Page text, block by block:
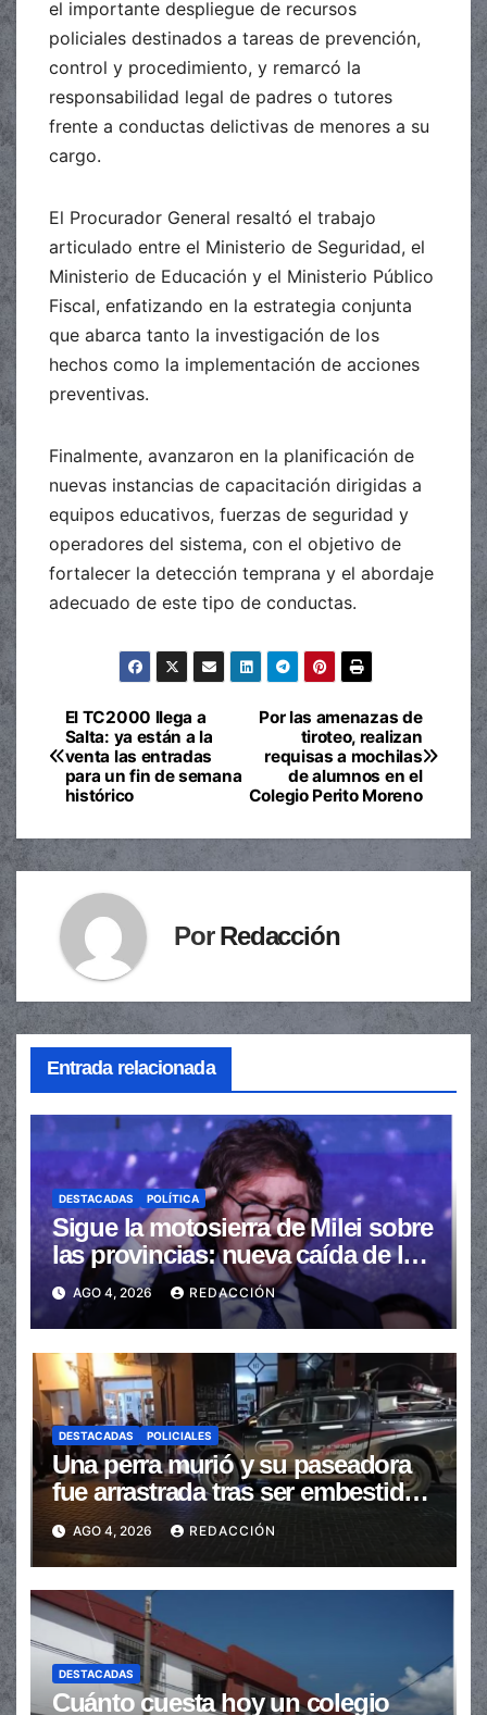
el importante despliegue de recursos
policiales destinados a tareas de prevención,
control y procedimiento, y remarcó la
responsabilidad legal de padres o tutores
frente a conductas delictivas de menores a su
cargo.
El Procurador General resaltó el trabajo
articulado entre el Ministerio de Seguridad, el
Ministerio de Educación y el Ministerio Público
Fiscal, enfatizando en la estrategia conjunta
que abarca tanto la investigación de los
hechos como la implementación de acciones
preventivas.
Finalmente, avanzaron en la planificación de
nuevas instancias de capacitación dirigidas a
equipos educativos, fuerzas de seguridad y
operadores del sistema, con el objetivo de
fortalecer la detección temprana y el abordaje
adecuado de este tipo de conductas.
Navegación
de
Por las amenazas de
tiroteo, realizan
requisas a mochilas
de alumnos en el
Colegio Perito Moreno
El TC2000 llega a
Salta: ya están a la
venta las entradas
para un fin de semana
histórico
PorRedacción
Entrada relacionada
DESTACADAS POLÍTICA
Sigue la motosierra de Milei sobre
las provincias: nueva caída de las
transferencias no automáticas
AGO 4, 2026 REDACCIÓN
DESTACADAS POLICIALES
Una perra murió y su paseadora
fue arrastrada tras ser embestidas
en la senda peatonal
AGO 4, 2026 REDACCIÓN
DESTACADAS
Cuánto cuesta hoy un colegio